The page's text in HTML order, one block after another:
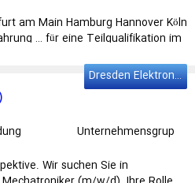
am Main Hamburg Hannover Köln
… für eine Teilqualifikation im
von Themen wie z.B.: …
Dresden Elektroniker
Unternehmensgrup
GmbH & Co. KGaA
Wir suchen Sie in